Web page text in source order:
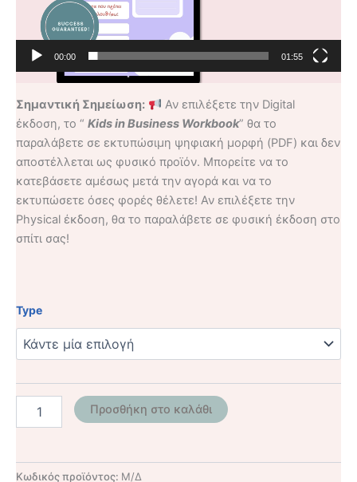
00:00 01:55
Σημαντική Σημείωση:
Αν επιλέξετε την Digital
έκδοση, το “ Kids in Business Workbook” θα το
παραλάβετε σε εκτυπώσιμη ψηφιακή μορφή (PDF) και δεν
αποστέλλεται ως φυσικό προϊόν. Μπορείτε να το
κατεβάσετε αμέσως μετά την αγορά και να το
εκτυπώσετε όσες φορές θέλετε! Αν επιλέξετε την
Physical έκδοση, θα το παραλάβετε σε φυσική έκδοση στο
σπίτι σας!
Type
Προσθήκη στο καλάθι
Κωδικός προϊόντος: Μ/Δ